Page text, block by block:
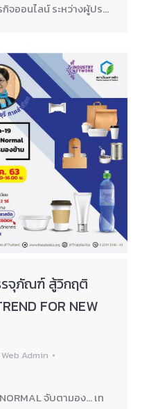
จออนไลน์ ระหว่างผู้ปร…
จุภัณฑ์ สู้วิกฤติ
FOR NEW
Web Admin
จับตามอง… เท